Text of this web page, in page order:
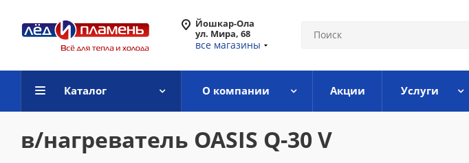
Йошкар-Ола
ул. Мира, 68
все магазины
Каталог О компании Акции Услуги
в/нагреватель OASIS Q-30 V